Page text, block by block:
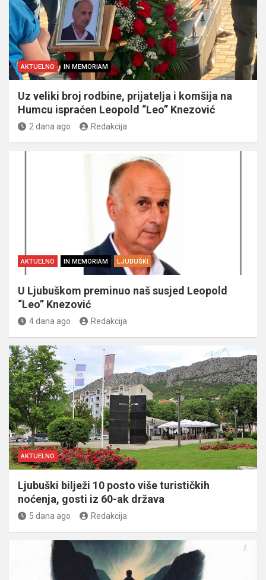
AKTUELNO IN MEMORIAM
Uz veliki broj rodbine, prijatelja i komšija na
Humcu ispraćen Leopold “Leo” Knezović
2 dana ago Redakcija
AKTUELNO IN MEMORIAM LJUBUŠKI
U Ljubuškom preminuo naš susjed Leopold
“Leo” Knezović
4 dana ago Redakcija
AKTUELNO
Ljubuški bilježi 10 posto više turističkih
noćenja, gosti iz 60-ak država
5 dana ago Redakcija